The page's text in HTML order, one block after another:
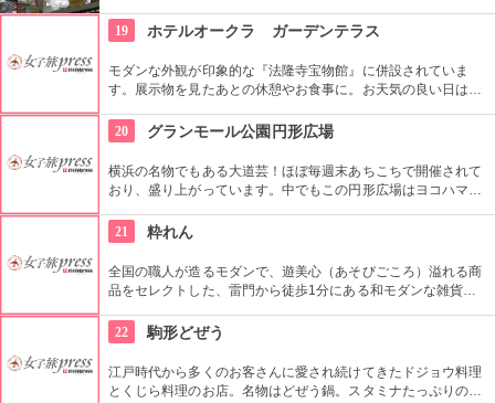
あります。多彩なお店が並んでいて、買い物や食事も楽しめま
す。
19 ホテルオークラ ガーデンテラス
モダンな外観が印象的な『法隆寺宝物館』に併設されていま
す。展示物を見たあとの休憩やお食事に。お天気の良い日はテ
が出ることもありますので、何度も訪れたいですね。
20 グランモール公園円形広場
横浜の名物でもある大道芸！ほぼ毎週末あちこちで開催されて
おり、盛り上がっています。中でもこの円形広場はヨコハマ大
労される、驚きの芸に子供も大人も釘付けです！
21 粋れん
全国の職人が造るモダンで、遊美心（あそびごころ）溢れる商
品をセレクトした、雷門から徒歩1分にある和モダンな雑貨
めるので、粋な雑貨を探すのが楽しくなりそう。
22 駒形どぜう
江戸時代から多くのお客さんに愛され続けてきたドジョウ料理
とくじら料理のお店。名物はどぜう鍋。スタミナたっぷりのど